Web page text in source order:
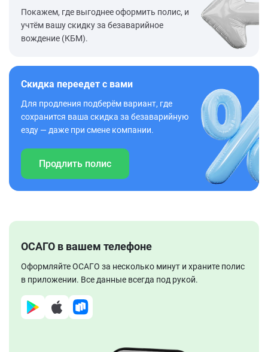
Покажем, где выгоднее оформить полис, и
учтём вашу скидку за безаварийное
вождение (КБМ).
Скидка переедет с вами
Для продления подберём вариант, где
сохранится ваша скидка за безаварийную
езду — даже при смене компании.
Продлить полис
ОСАГО в вашем телефоне
Оформляйте ОСАГО за несколько минут и храните полис
в приложении. Все данные всегда под рукой.